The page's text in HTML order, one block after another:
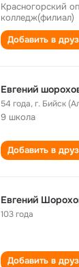
Красногорский
колледж(филиал)
Добавить в
Евгений
54 года,г. Бийск
9 школа
Добавить в
Евгений
103 года
Добавить в